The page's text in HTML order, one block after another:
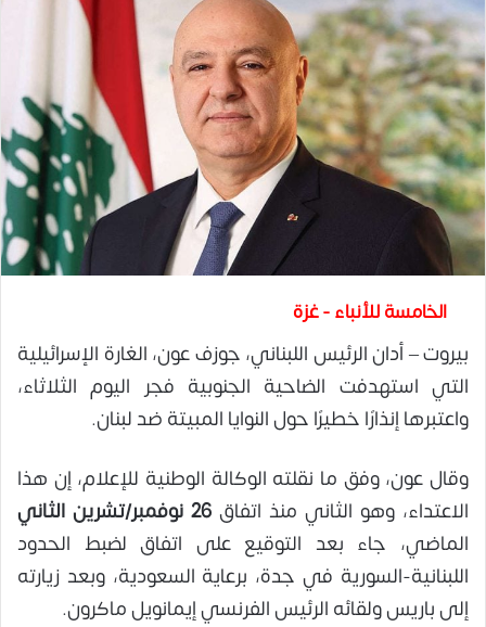
الخامسة للأنباء - غزة
بيروت – أدان الرئيس اللبناني، جوزف عون، الغارة الإسرائيلية
التي استهدفت الضاحية الجنوبية فجر اليوم الثلاثاء،
واعتبرها إنذارًا خطيرًا حول النوايا المبيتة ضد لبنان.
وقال عون، وفق ما نقلته الوكالة الوطنية للإعلام، إن هذا
الاعتداء، وهو الثاني منذ اتفاق 26 نوفمبر/تشرين الثاني
الماضي، جاء بعد التوقيع على اتفاق لضبط الحدود
اللبنانية-السورية في جدة، برعاية السعودية، وبعد زيارته
إلى باريس ولقائه الرئيس الفرنسي إيمانويل ماكرون.